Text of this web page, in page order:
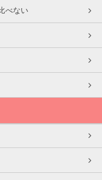
べない